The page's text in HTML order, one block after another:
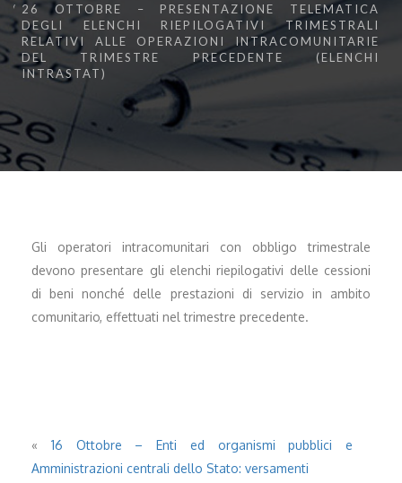
26 OTTOBRE – PRESENTAZIONE TELEMATICA
DEGLI ELENCHI RIEPILOGATIVI TRIMESTRALI
RELATIVI ALLE OPERAZIONI INTRACOMUNITARIE
DEL TRIMESTRE PRECEDENTE (ELENCHI
INTRASTAT)
Gli operatori intracomunitari con obbligo trimestrale
devono presentare gli elenchi riepilogativi delle cessioni
di beni nonché delle prestazioni di servizio in ambito
comunitario, effettuati nel trimestre precedente.
« 16 Ottobre – Enti ed organismi pubblici e
Amministrazioni centrali dello Stato: versamenti